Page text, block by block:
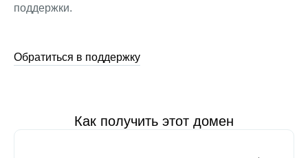
поддержки.
Обратиться в поддержку
Как получить этот домен